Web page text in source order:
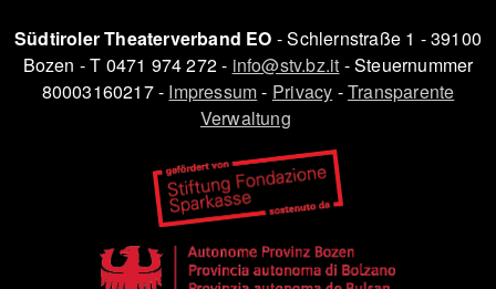
Südtiroler Theaterverband EO - Schlernstraße 1 - 39100
Bozen - T 0471 974 272 - info@stv.bz.it - Steuernummer
80003160217 - Impressum- Privacy -Transparente
Verwaltung